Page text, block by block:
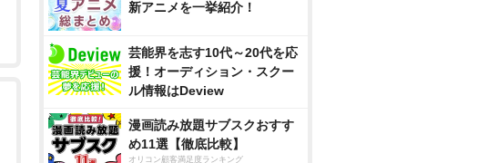
新アニメを一挙紹介！
芸能界を志す10代～20代を応
援！オーディション・スクー
ル情報はDeview
漫画読み放題サブスクおすす
め11選【徹底比較】
オリコン顧客満足度ランキング